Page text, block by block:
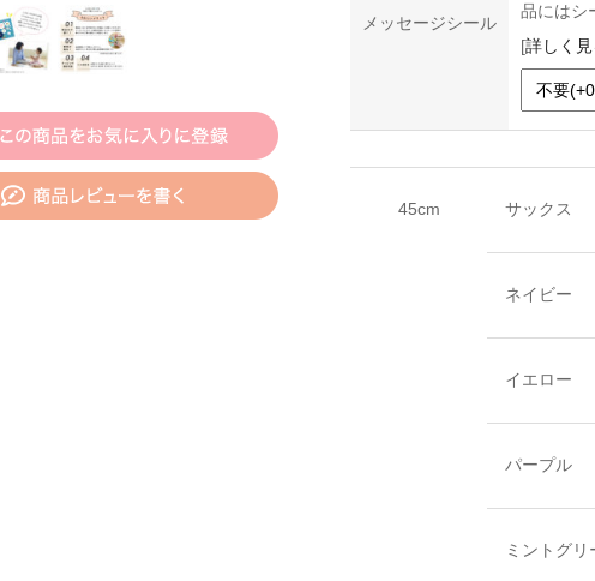
メッセージシール
品にはシ
[詳しく
45cm サックス
ネイビー
イエロー
パープル
ミントグリ